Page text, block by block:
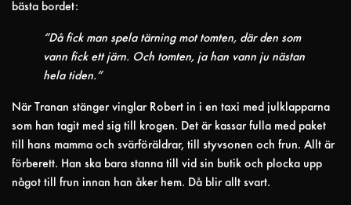
bästa bordet:
“Då fick man spela tärning mot tomten, där den som
vann fick ett järn. Och tomten, ja han vann ju nästan
hela tiden.”
När Tranan stänger vinglar Robert in i en taxi med julklapparna
som han tagit med sig till krogen. Det är kassar fulla med paket
till hans mamma och svärföräldrar, till styvsonen och frun. Allt är
förberett. Han ska bara stanna till vid sin butik och plocka upp
något till frun innan han åker hem. Då blir allt svart.